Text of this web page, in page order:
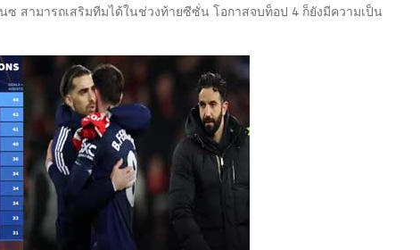
สามารถเสริมทีมได้ในช่วงท้ายซีซั่น โอกาสจบท็อป 4 ก็ยังมีความเป็น